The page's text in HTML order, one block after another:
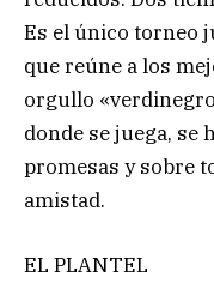
Es el único torneo
que reúne a los
orgullo
donde se juega, se
promesas y sobre
amistad.
EL PLANTEL